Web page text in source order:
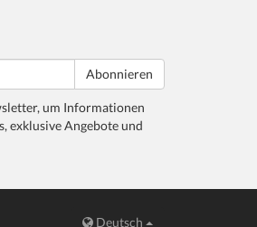
Abonnieren
um Informationen
exklusive Angebote und
Deutsch